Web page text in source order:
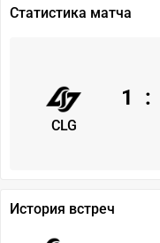
Статистика матча
CLG
1 :
История встреч